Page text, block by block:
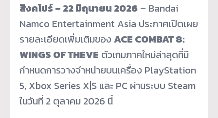
สิงคโปร์ – 22 มิถุนายน 2026 – Bandai
Namco Entertainment Asia ประกาศเปิดเผย
รายละเอียดเพิ่มเติมของ ACE COMBAT 8:
WINGS OF THEVE ตัวเกมภาคใหม่ล่าสุดที่มี
กำหนดการวางจำหน่ายบนเครื่อง PlayStation
5, Xbox Series X|S และ PC ผ่านระบบ Steam
ในวันที่ 2 ตุลาคม 2026 นี้